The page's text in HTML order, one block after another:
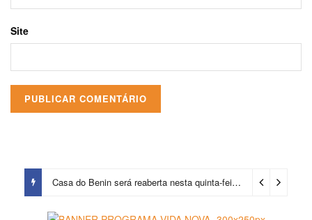
Site
Casa do Benin será reaberta nesta quinta-feira (6) 4 dias ago